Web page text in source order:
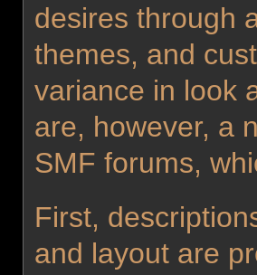
desires through
themes, and
variance in look
are, however, a
SMF forums,
First,
and layout are